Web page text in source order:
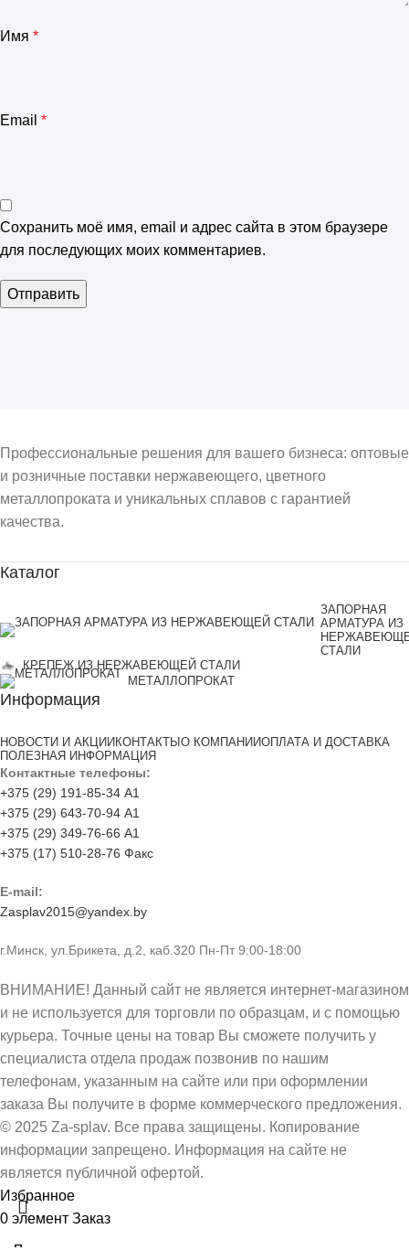
Имя *
Email *
Сохранить моё имя, email и адрес сайта в этом браузере
для последующих моих комментариев.
Профессиональные решения для вашего бизнеса: оптовые
и розничные поставки нержавеющего, цветного
металлопроката и уникальных сплавов с гарантией
качества.
Каталог
ЗАПОРНАЯ
АРМАТУРА ИЗ
СТАЛИ
КРЕПЕЖ ИЗ НЕРЖАВЕЮЩЕЙ СТАЛИ
МЕТАЛЛОПРОКАТ
Информация
НОВОСТИ И АКЦИИ КОНТАКТЫ О КОМПАНИИОПЛАТА И ДОСТАВКА
ПОЛЕЗНАЯ ИНФОРМАЦИЯ
Контактные телефоны:
+375 (29) 191-85-34 А1
+375 (29) 643-70-94 А1
+375 (29) 349-76-66 А1
+375 (17) 510-28-76 Факс
E-mail:
Zasplav2015@yandex.by
г.Минск, ул.Брикета, д.2, каб.320 Пн-Пт 9:00-18:00
ВНИМАНИЕ! Данный сайт не является интернет-магазином
и не используется для торговли по образцам, и с помощью
курьера. Точные цены на товар Вы сможете получить у
специалиста отдела продаж позвонив по нашим
телефонам, указанным на сайте или при оформлении
заказа Вы получите в форме коммерческого предложения.
© 2025 Za-splav. Все права защищены. Копирование
информации запрещено. Информация на сайте не
является публичной офертой.
Избранное
0 элемент Заказ